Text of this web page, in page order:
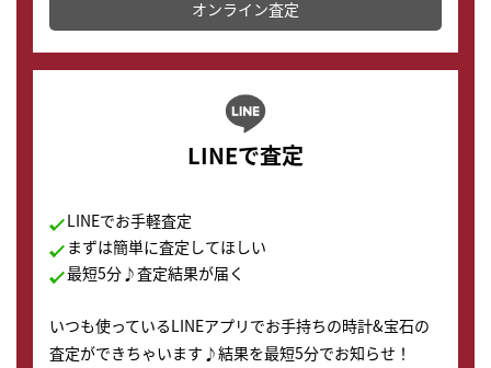
オンライン査定
LINEで査定
LINEでお手軽査定
まずは簡単に査定してほしい
最短5分♪査定結果が届く
いつも使っているLINEアプリでお手持ちの時計&宝石の
査定ができちゃいます♪結果を最短5分でお知らせ！